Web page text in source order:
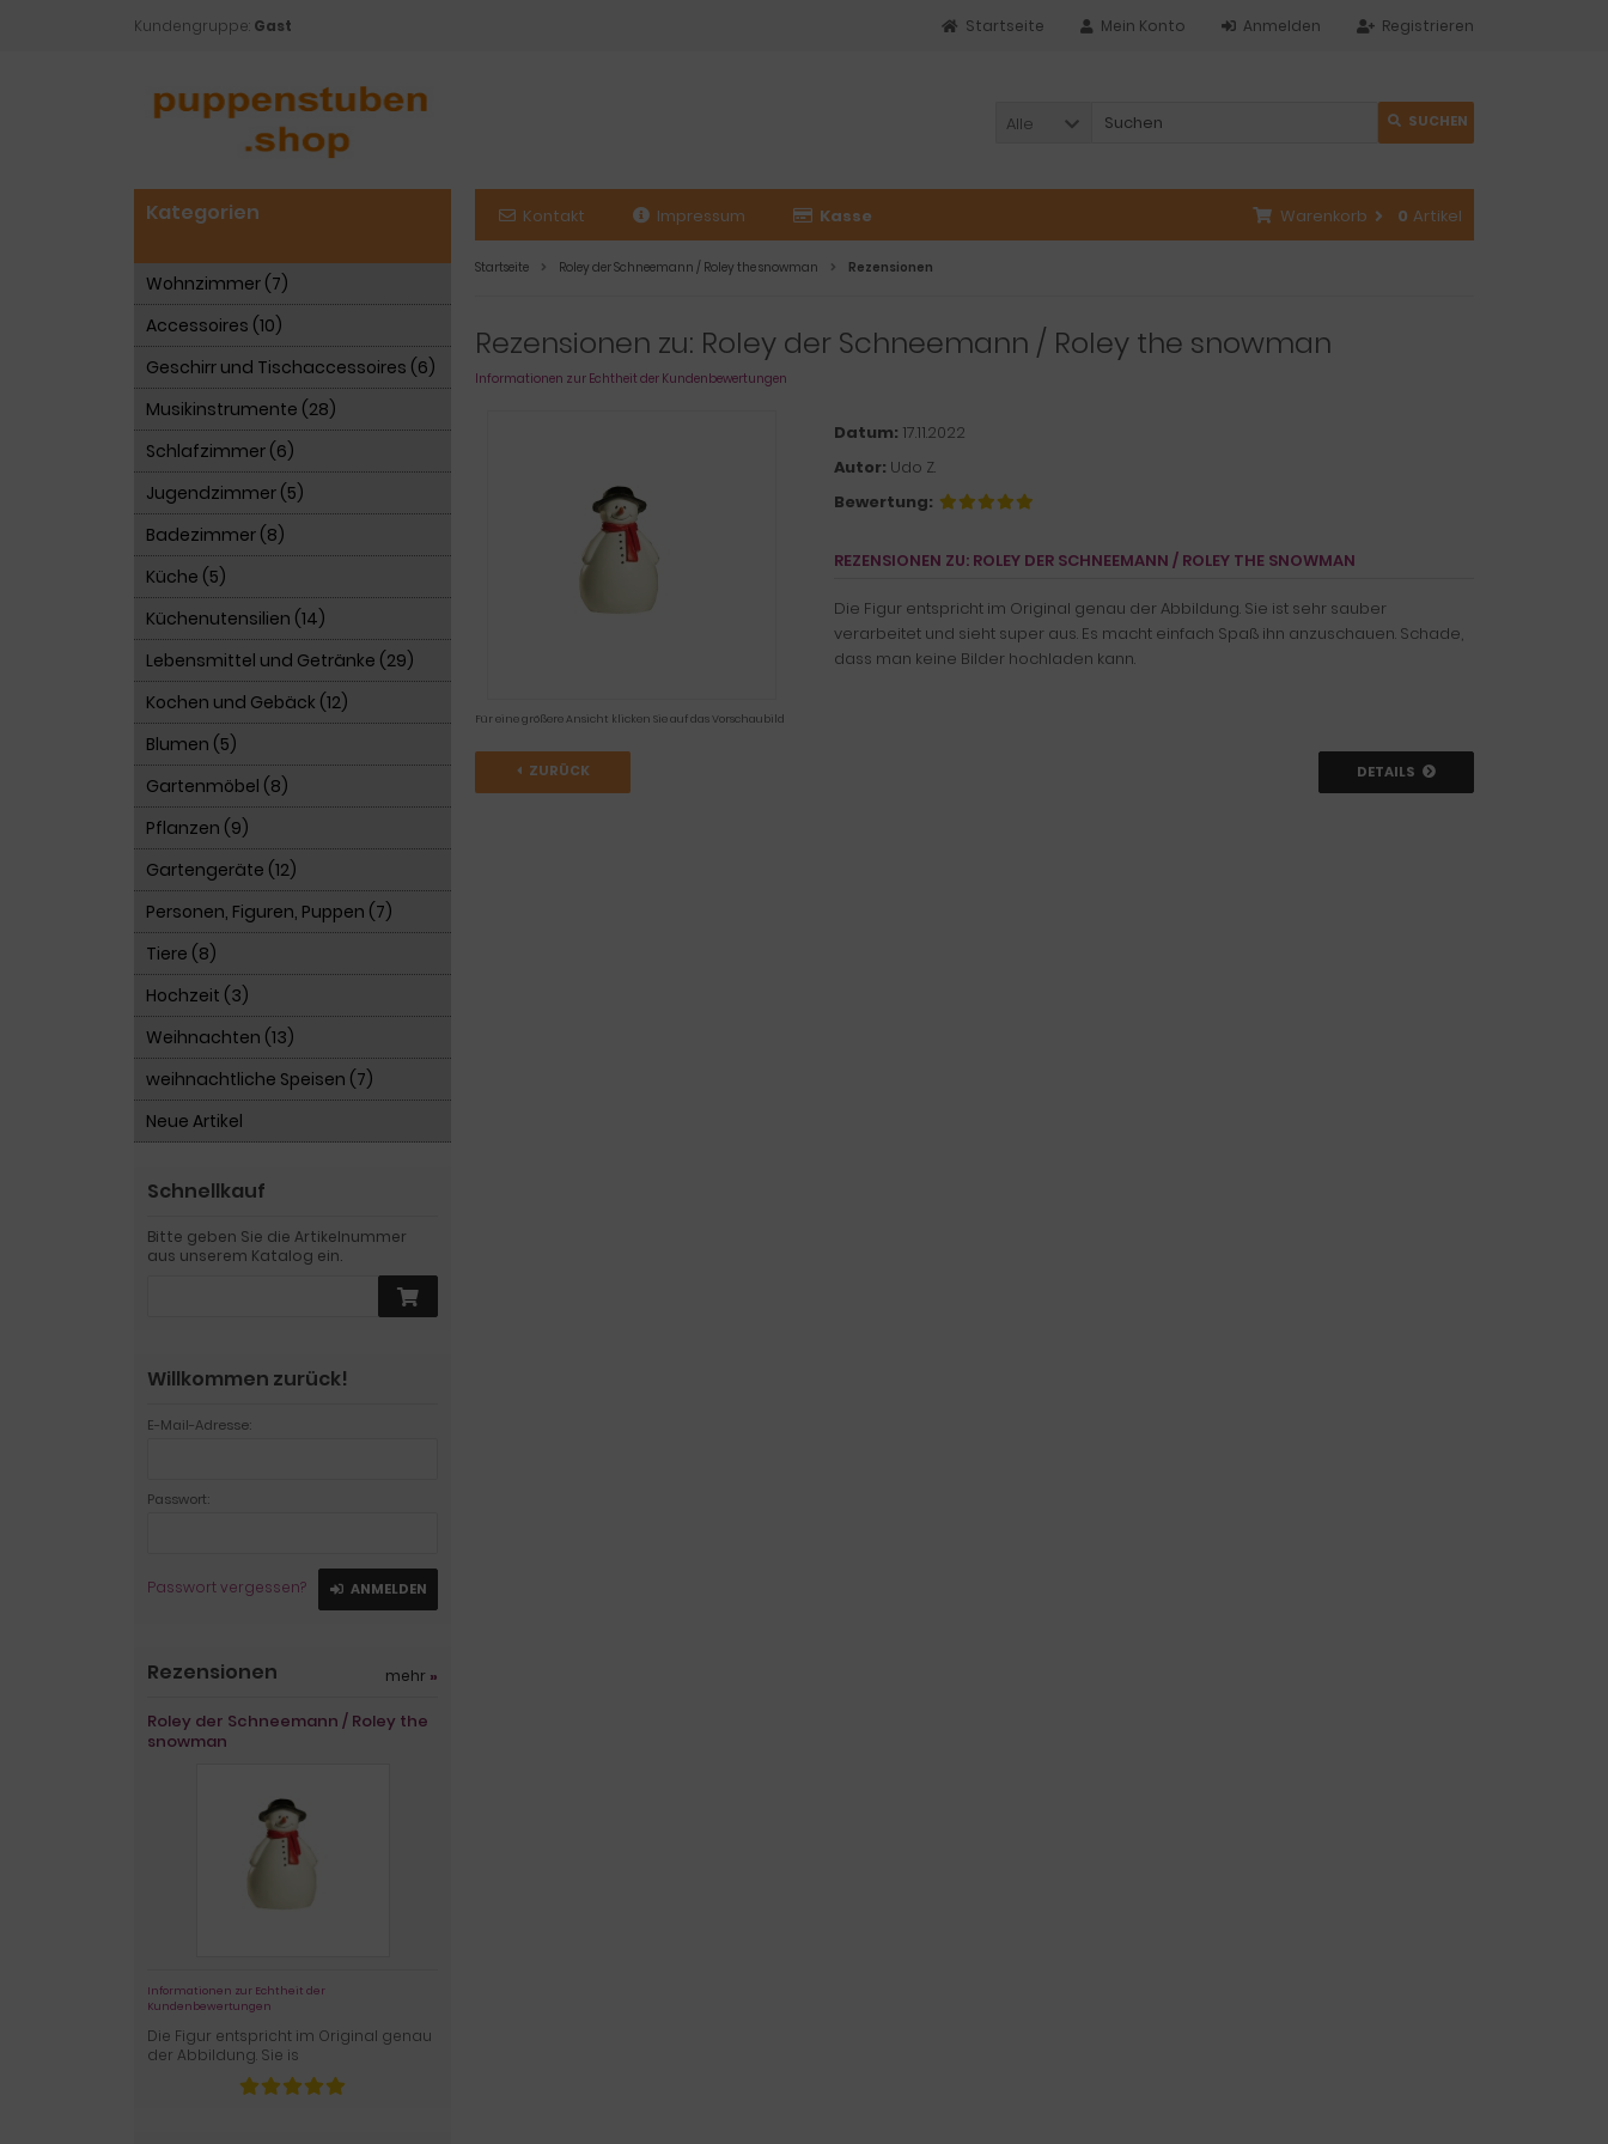
Kundengruppe: Gast Registrieren
Anmelden
Mein Konto
Startseite
Alle SUCHEN
Kontakt Impressum Kasse Warenkorb 0 Artikel
Startseite Roley der Schneemann / Roley the snowman Rezensionen
Rezensionen zu: Roley der Schneemann / Roley the snowman
Informationen zur Echtheit der Kundenbewertungen
Für eine größere Ansicht klicken Sie auf das Vorschaubild
Datum: 17.11.2022
Autor: Udo Z.
Bewertung:
REZENSIONEN ZU: ROLEY DER SCHNEEMANN / ROLEY THE SNOWMAN
Die Figur entspricht im Original genau der Abbildung. Sie ist sehr sauber
verarbeitet und sieht super aus. Es macht einfach Spaß ihn anzuschauen. Schade,
dass man keine Bilder hochladen kann.
ZURÜCK DETAILS
Kategorien
Wohnzimmer (7)
Accessoires (10)
Geschirr und Tischaccessoires (6)
Musikinstrumente (28)
Schlafzimmer (6)
Jugendzimmer (5)
Badezimmer (8)
Küche (5)
Küchenutensilien (14)
Lebensmittel und Getränke (29)
Kochen und Gebäck (12)
Blumen (5)
Gartenmöbel (8)
Pflanzen (9)
Gartengeräte (12)
Personen, Figuren, Puppen (7)
Tiere (8)
Hochzeit (3)
Weihnachten (13)
weihnachtliche Speisen (7)
Neue Artikel
Schnellkauf
Bitte geben Sie die Artikelnummer
aus unserem Katalog ein.
Willkommen zurück!
E-Mail-Adresse:
Passwort:
Passwort vergessen? ANMELDEN
Rezensionen mehr »
Roley der Schneemann / Roley the
snowman
Informationen zur Echtheit der
Kundenbewertungen
Die Figur entspricht im Original genau
der Abbildung. Sie is